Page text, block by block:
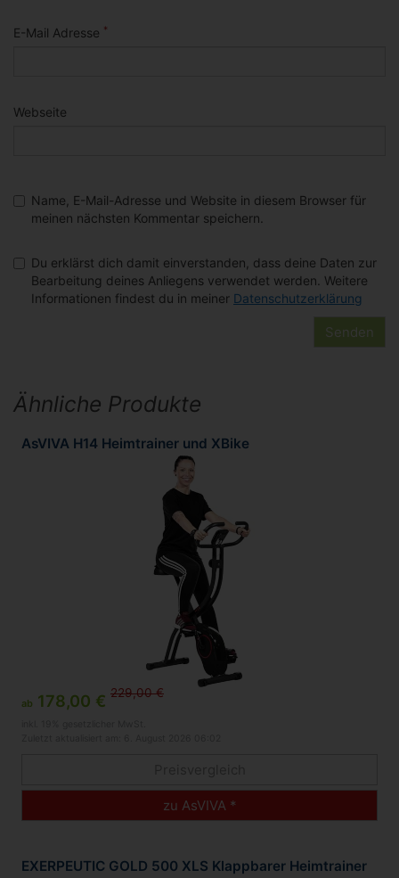
E-Mail Adresse *
Webseite
Name, E-Mail-Adresse und Website in diesem Browser für
meinen nächsten Kommentar speichern.
Du erklärst dich damit einverstanden, dass deine Daten zur
Bearbeitung deines Anliegens verwendet werden. Weitere
Informationen findest du in meiner Datenschutzerklärung
Ähnliche Produkte
AsVIVA H14 Heimtrainer und XBike
ab 178,00 € 229,00 €
zu AsVIVA *
EXERPEUTIC GOLD 500 XLS Klappbarer Heimtrainer